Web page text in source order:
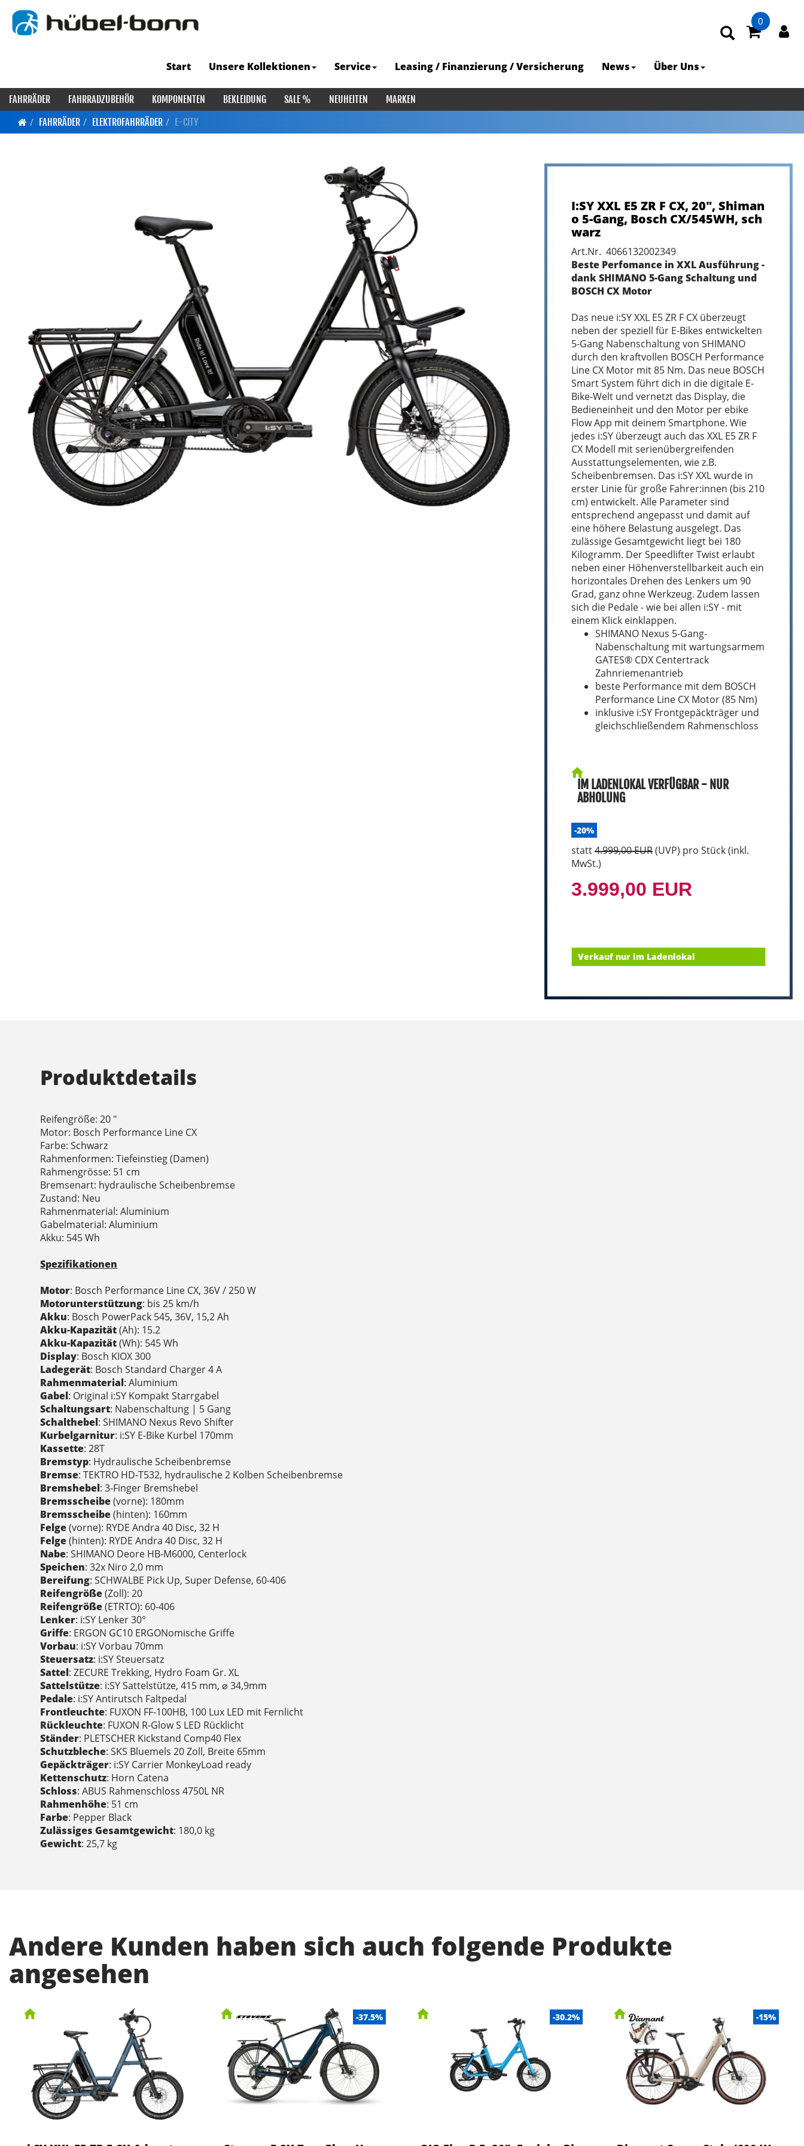
0
Start Unsere Kollektionen Service Leasing / Finanzierung / Versicherung News Über Uns
FAHRRÄDER FAHRRADZUBEHÖR KOMPONENTEN BEKLEIDUNG SALE % NEUHEITEN
MARKEN
FAHRRÄDER
ELEKTROFAHRRÄDER E-CITY
I:SY XXL E5 ZR F CX, 20", Shiman
o 5-Gang, Bosch CX/545WH, sch
warz
Art.Nr. 4066132002349
Beste Perfomance in XXL Ausführung -
dank SHIMANO 5-Gang Schaltung und
BOSCH CX Motor
Das neue i:SY XXL E5 ZR F CX überzeugt
neben der speziell für E-Bikes entwickelten
5-Gang Nabenschaltung von SHIMANO
durch den kraftvollen BOSCH Performance
Line CX Motor mit 85 Nm. Das neue BOSCH
Smart System führt dich in die digitale E-
Bike-Welt und vernetzt das Display, die
Bedieneinheit und den Motor per ebike
Flow App mit deinem Smartphone. Wie
jedes i:SY überzeugt auch das XXL E5 ZR F
CX Modell mit serienübergreifenden
Ausstattungselementen, wie z.B.
Scheibenbremsen. Das i:SY XXL wurde in
erster Linie für große Fahrer:innen (bis 210
cm) entwickelt. Alle Parameter sind
entsprechend angepasst und damit auf
eine höhere Belastung ausgelegt. Das
zulässige Gesamtgewicht liegt bei 180
Kilogramm. Der Speedlifter Twist erlaubt
neben einer Höhenverstellbarkeit auch ein
horizontales Drehen des Lenkers um 90
Grad, ganz ohne Werkzeug. Zudem lassen
sich die Pedale - wie bei allen i:SY - mit
einem Klick einklappen.
SHIMANO Nexus 5-Gang-
Nabenschaltung mit wartungsarmem
GATES® CDX Centertrack
Zahnriemenantrieb
beste Performance mit dem BOSCH
Performance Line CX Motor (85 Nm)
inklusive i:SY Frontgepäckträger und
gleichschließendem Rahmenschloss
IM LADENLOKAL VERFÜGBAR - NUR
ABHOLUNG
-20%
statt4.999,00 EUR(UVP) pro Stück (inkl.
MwSt.)
3.999,00 EUR
Verkauf nur im Ladenlokal
Produktdetails
Reifengröße: 20 "
Motor: Bosch Performance Line CX
Farbe: Schwarz
Rahmenformen: Tiefeinstieg (Damen)
Rahmengrösse: 51 cm
Bremsenart: hydraulische Scheibenbremse
Zustand: Neu
Rahmenmaterial: Aluminium
Gabelmaterial: Aluminium
Akku: 545 Wh
Spezifikationen
Motor: Bosch Performance Line CX, 36V / 250 W
Motorunterstützung: bis 25 km/h
Akku: Bosch PowerPack 545, 36V, 15,2 Ah
Akku-Kapazität(Ah): 15.2
Akku-Kapazität(Wh): 545 Wh
Display: Bosch KIOX 300
Ladegerät: Bosch Standard Charger 4 A
Rahmenmaterial: Aluminium
Gabel: Original i:SY Kompakt Starrgabel
Schaltungsart: Nabenschaltung | 5 Gang
Schalthebel: SHIMANO Nexus Revo Shifter
Kurbelgarnitur: i:SY E-Bike Kurbel 170mm
Kassette: 28T
Bremstyp: Hydraulische Scheibenbremse
Bremse: TEKTRO HD-T532, hydraulische 2 Kolben Scheibenbremse
Bremshebel: 3-Finger Bremshebel
Bremsscheibe(vorne): 180mm
Bremsscheibe(hinten): 160mm
Felge(vorne): RYDE Andra 40 Disc, 32 H
Felge(hinten): RYDE Andra 40 Disc, 32 H
Nabe: SHIMANO Deore HB-M6000, Centerlock
Speichen: 32x Niro 2,0 mm
Bereifung: SCHWALBE Pick Up, Super Defense, 60-406
Reifengröße(Zoll): 20
Reifengröße(ETRTO): 60-406
Lenker: i:SY Lenker 30°
Griffe: ERGON GC10 ERGONomische Griffe
Vorbau: i:SY Vorbau 70mm
Steuersatz: i:SY Steuersatz
Sattel: ZECURE Trekking, Hydro Foam Gr. XL
Sattelstütze: i:SY Sattelstütze, 415 mm, ⌀ 34,9mm
Pedale: i:SY Antirutsch Faltpedal
Frontleuchte: FUXON FF-100HB, 100 Lux LED mit Fernlicht
Rückleuchte: FUXON R-Glow S LED Rücklicht
Ständer: PLETSCHER Kickstand Comp40 Flex
Schutzbleche: SKS Bluemels 20 Zoll, Breite 65mm
Gepäckträger: i:SY Carrier MonkeyLoad ready
Kettenschutz: Horn Catena
Schloss: ABUS Rahmenschloss 4750L NR
Rahmenhöhe: 51 cm
Farbe: Pepper Black
Zulässiges Gesamtgewicht: 180,0 kg
Gewicht: 25,7 kg
Andere Kunden haben sich auch folgende Produkte
angesehen
-37.5% -30.2% -15%